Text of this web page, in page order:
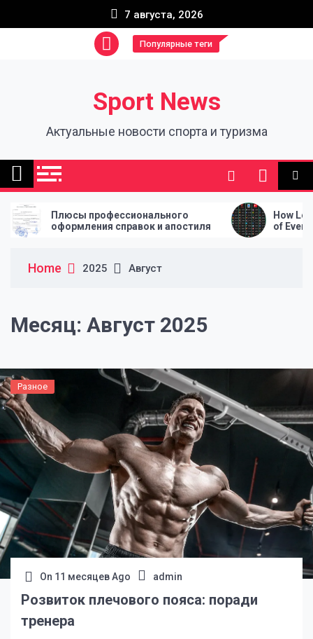
7 августа, 2026
Популярные теги
Sport News
Актуальные новости спорта и туризма
справок и апостиля
How League Tables Shape
of Every Football Season
Home 2025 Август
Месяц: Август 2025
Разное
On 11 месяцев Ago admin
Розвиток плечового пояса: поради
тренера